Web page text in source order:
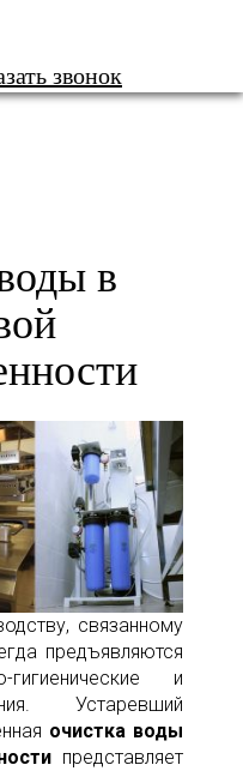
звонокВОДЫ
в
связанному
предъявляются
гигиенические и
Устаревший
очистка воды
представляет